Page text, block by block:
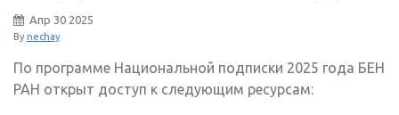
Апр 30 2025
By nechay
По программе Национальной подписки 2025 года БЕН
РАН открыт доступ к следующим ресурсам: